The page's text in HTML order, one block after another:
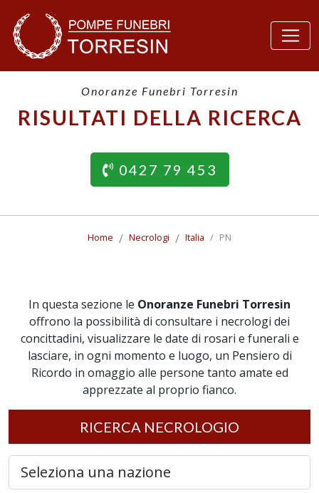
Onoranze Funebri Torresin
RISULTATI DELLA RICERCA
0427 79 453
Home Necrologi Italia PN
In questa sezione le Onoranze Funebri Torresin
offrono la possibilità di consultare i necrologi dei
concittadini, visualizzare le date di rosari e funerali e
lasciare, in ogni momento e luogo, un Pensiero di
Ricordo in omaggio alle persone tanto amate ed
apprezzate al proprio fianco.
RICERCA NECROLOGIO